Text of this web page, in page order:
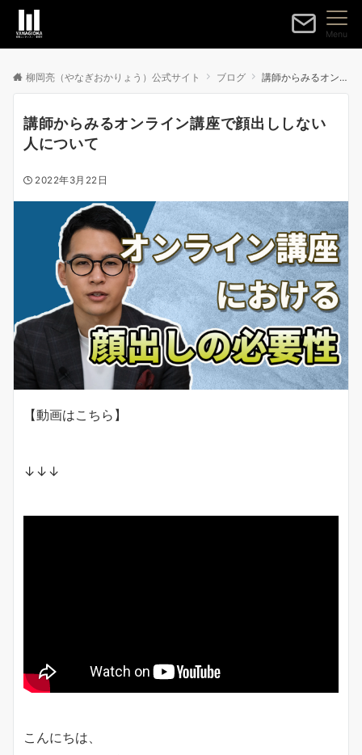
Menu
柳岡亮（やなぎおかりょう）公式サイト ブログ 講師からみるオンライン講座で顔出ししない人について
講師からみるオンライン講座で顔出ししない
人について
2022年3月22日
【動画はこちら】
↓↓↓
こんにちは、